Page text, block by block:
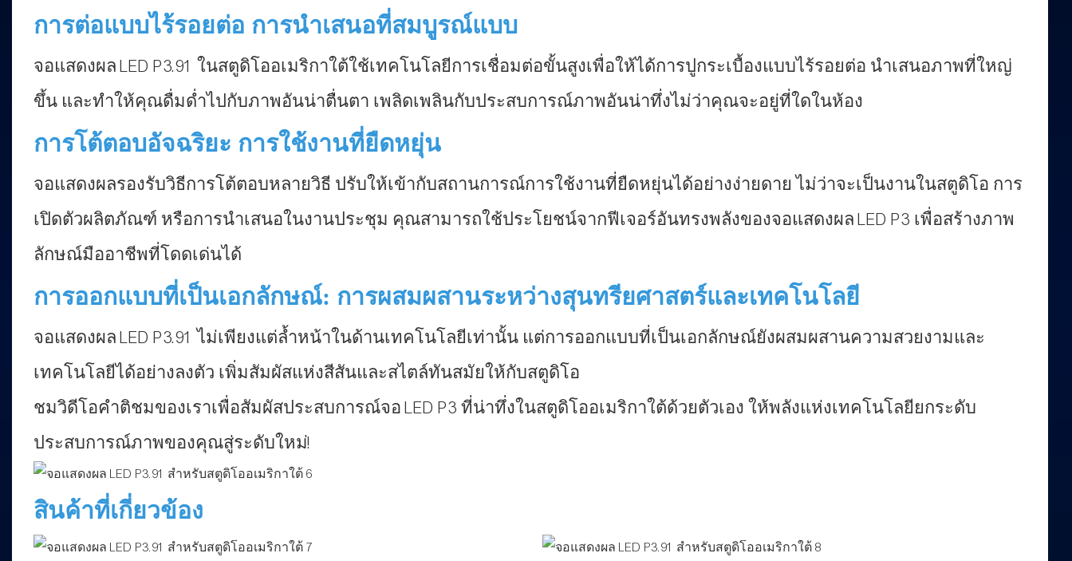
การต่อแบบไร้รอยต่อ การนำเสนอที่สมบูรณ์แบบ
จอแสดงผล LED P3.91 ในสตูดิโออเมริกาใต้ใช้เทคโนโลยีการเชื่อมต่อขั้นสูงเพื่อให้ได้การปูกระเบื้องแบบไร้รอยต่อ นำเสนอภาพที่ใหญ่
ขึ้น และทำให้คุณดื่มด่ำไปกับภาพอันน่าตื่นตา เพลิดเพลินกับประสบการณ์ภาพอันน่าทึ่งไม่ว่าคุณจะอยู่ที่ใดในห้อง
การโต้ตอบอัจฉริยะ การใช้งานที่ยืดหยุ่น
จอแสดงผลรองรับวิธีการโต้ตอบหลายวิธี ปรับให้เข้ากับสถานการณ์การใช้งานที่ยืดหยุ่นได้อย่างง่ายดาย ไม่ว่าจะเป็นงานในสตูดิโอ การ
เปิดตัวผลิตภัณฑ์ หรือการนำเสนอในงานประชุม คุณสามารถใช้ประโยชน์จากฟีเจอร์อันทรงพลังของจอแสดงผล LED P3 เพื่อสร้างภาพ
ลักษณ์มืออาชีพที่โดดเด่นได้
การออกแบบที่เป็นเอกลักษณ์: การผสมผสานระหว่างสุนทรียศาสตร์และเทคโนโลยี
จอแสดงผล LED P3.91 ไม่เพียงแต่ล้ำหน้าในด้านเทคโนโลยีเท่านั้น แต่การออกแบบที่เป็นเอกลักษณ์ยังผสมผสานความสวยงามและ
เทคโนโลยีได้อย่างลงตัว เพิ่มสัมผัสแห่งสีสันและสไตล์ทันสมัยให้กับสตูดิโอ
ชมวิดีโอคำติชมของเราเพื่อสัมผัสประสบการณ์จอ LED P3 ที่น่าทึ่งในสตูดิโออเมริกาใต้ด้วยตัวเอง ให้พลังแห่งเทคโนโลยียกระดับ
ประสบการณ์ภาพของคุณสู่ระดับใหม่!
สินค้าที่เกี่ยวข้อง